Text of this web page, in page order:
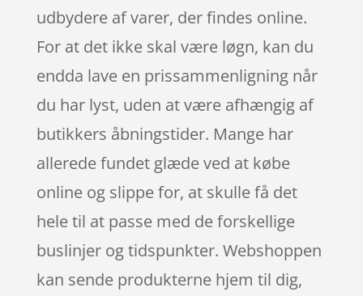
udbydere af varer, der findes online.
For at det ikke skal være løgn, kan du
endda lave en prissammenligning når
du har lyst, uden at være afhængig af
butikkers åbningstider. Mange har
allerede fundet glæde ved at købe
online og slippe for, at skulle få det
hele til at passe med de forskellige
buslinjer og tidspunkter. Webshoppen
kan sende produkterne hjem til dig,